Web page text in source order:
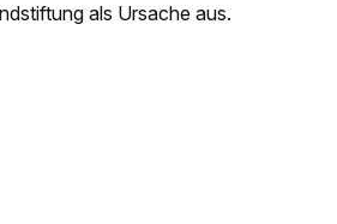
als Ursache aus.